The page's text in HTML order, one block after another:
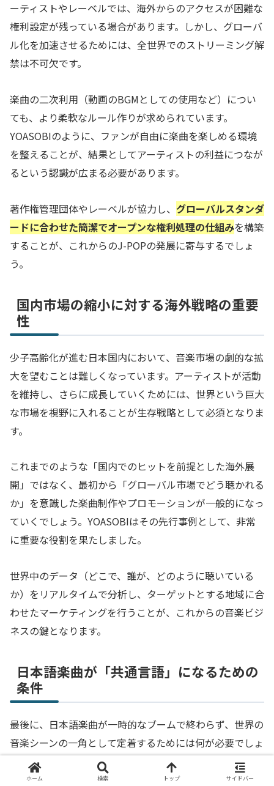
ーティストやレーベルでは、海外からのアクセスが困難な
権利設定が残っている場合があります。しかし、グローバ
ル化を加速させるためには、全世界でのストリーミング解
禁は不可欠です。
楽曲の二次利用（動画のBGMとしての使用など）につい
ても、より柔軟なルール作りが求められています。
YOASOBIのように、ファンが自由に楽曲を楽しめる環境
を整えることが、結果としてアーティストの利益につなが
るという認識が広まる必要があります。
著作権管理団体やレーベルが協力し、 グローバルスタンダ
ードに合わせた簡潔でオープンな権利処理の仕組みを構築
することが、これからのJ-POPの発展に寄与するでしょ
う。
国内市場の縮小に対する海外戦略の重要
性
少子高齢化が進む日本国内において、音楽市場の劇的な拡
大を望むことは難しくなっています。アーティストが活動
を維持し、さらに成長していくためには、世界という巨大
な市場を視野に入れることが生存戦略として必須となりま
す。
これまでのような「国内でのヒットを前提とした海外展
開」ではなく、最初から「グローバル市場でどう聴かれる
か」を意識した楽曲制作やプロモーションが一般的になっ
ていくでしょう。YOASOBIはその先行事例として、非常
に重要な役割を果たしました。
世界中のデータ（どこで、誰が、どのように聴いている
か）をリアルタイムで分析し、ターゲットとする地域に合
わせたマーケティングを行うことが、これからの音楽ビジ
ネスの鍵となります。
日本語楽曲が「共通言語」になるための
条件
最後に、日本語楽曲が一時的なブームで終わらず、世界の
音楽シーンの一角として定着するためには何が必要でしょ
うか。それは、日本語という言語が持つ「感情の機微」や
「美しい旋律」を、普遍的な人間の感情と結びつけ続ける
ホーム 検索 トップ サイドバー